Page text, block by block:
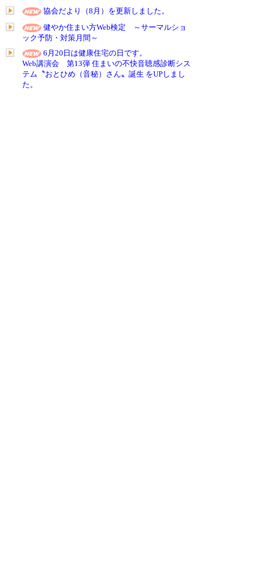
協会だより（8月）を更新しました。
健やか住まい方Web検定 ～サーマルショ
ック予防・対策月間～
6月20日は健康住宅の日です。
Web講演会 第13弾 住まいの不快音聴感診断シス
テム〝おとひめ（音秘）さん〟誕生 をUPしまし
た。